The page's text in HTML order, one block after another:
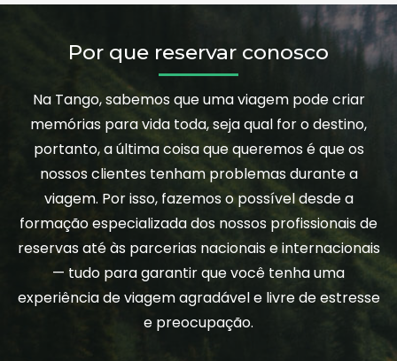
Por que reservar conosco
Na Tango, sabemos que uma viagem pode criar
memórias para vida toda, seja qual for o destino,
portanto, a última coisa que queremos é que os
nossos clientes tenham problemas durante a
viagem. Por isso, fazemos o possível desde a
formação especializada dos nossos profissionais de
reservas até às parcerias nacionais e internacionais
— tudo para garantir que você tenha uma
experiência de viagem agradável e livre de estresse
e preocupação.